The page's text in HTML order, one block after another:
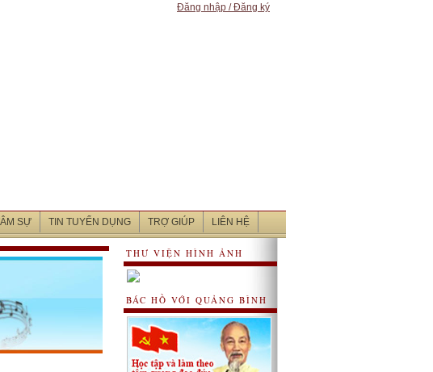
Đăng nhập / Đăng ký
SỰ TIN TUYỂN DỤNG TRỢ GIÚP LIÊN HỆ
THƯ VIỆN HÌNH ẢNH
BÁC HỒ VỚI QUẢNG BÌNH